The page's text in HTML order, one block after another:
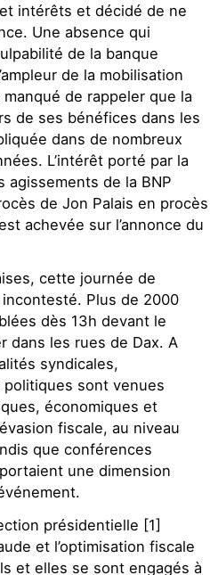
intérêts et décidé de ne
Une absence qui
de la banque
de la mobilisation
manqué de rappeler que la
de ses bénéfices dans les
dans de nombreux
L’intérêt porté par la
agissements de la BNP
de Jon Palais en procès
achevée sur l’annonce du
cette journée de
Plus de 2000
dès 13h devant le
dans les rues de Dax. A
syndicales,
sont venues
économiques et
fiscale, au niveau
que conférences
une dimension
présidentielle [1]
et l’optimisation fiscale
et elles se sont engagés à